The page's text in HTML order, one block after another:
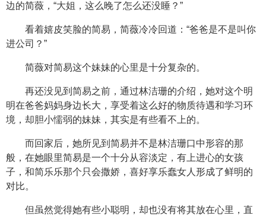
边的简薇，“大姐，这么晚了怎么还没睡？”
看着嬉皮笑脸的简易，简薇冷冷回道：“爸爸是不是叫你
进公司？”
简薇对简易这个妹妹的心里是十分复杂的。
再还没见到简易之前，通过林洁珊的介绍，她对这个明
明在爸爸妈妈身边长大，享受着这么好的物质待遇和学习环
境，却胆小懦弱的妹妹，其实是有些看不上的。
而回家后，她所见到简易并不是林洁珊口中形容的那
般，在她眼里简易是一个十分从容淡定，有上进心的女孩
子，和简乐乐那个只会撒娇，喜好享乐蠢女人形成了鲜明的
对比。
但虽然觉得她有些小聪明，却也没有将其放在心里，直